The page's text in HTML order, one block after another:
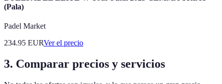
(Pala)
Padel Market
234.95 EURVer el precio
3. Comparar precios y servicios